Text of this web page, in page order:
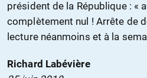
président de la République : «
complètement nul ! Arrête de
lecture néanmoins et à la
Richard Labévière